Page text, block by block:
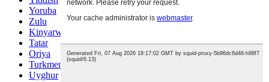
Yoruba
Zulu
Kinyarwanda
Tatar
Oriya
Turkmen
Uyghur